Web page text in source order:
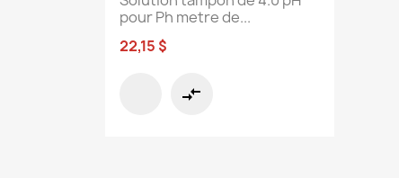
pour Ph metre de...
22,15 $
compare_arrows